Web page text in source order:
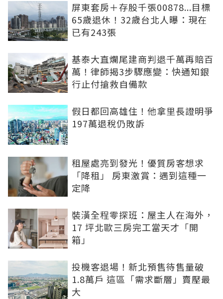
屏東套房＋存股千張00878...目標
65歲退休！32歲台北人曝：現在
已有243張
基泰大直爛尾建商判退千萬再賠百
萬！律師揭3步驟應變：快通知銀
行止付搶救自備款
假日都回高雄住！他拿里長證明爭
197萬退稅仍敗訴
租屋處亮到發光！優質房客想求
「降租」 房東激賞：遇到這種一
定降
裝潢全程零探班：屋主人在海外，
17 坪北歐三房完工當天才「開
箱」
投機客退場！新北預售待售量破
1.8萬戶 這區「需求斷層」賣壓最
大